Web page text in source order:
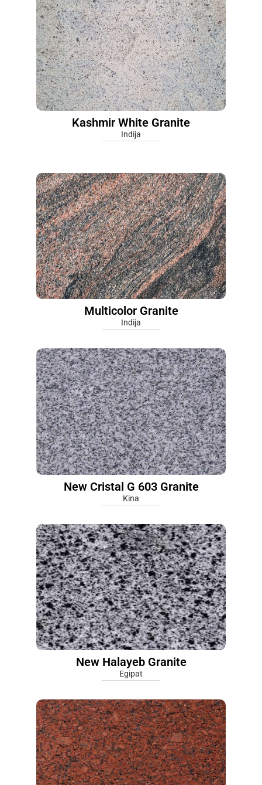
Kashmir White Granite
Indija
Multicolor Granite
Indija
New Cristal G 603 Granite
Kina
New Halayeb Granite
Egipat